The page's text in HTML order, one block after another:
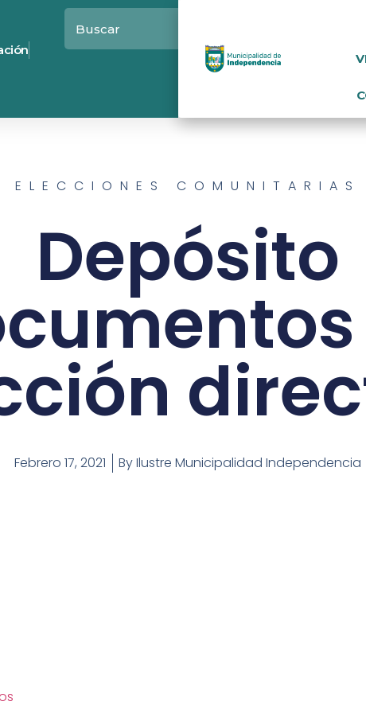
ELECCIONES COMUNITARIAS
Depósito
Febrero 17, 2021 ByIlustre Municipalidad Independencia